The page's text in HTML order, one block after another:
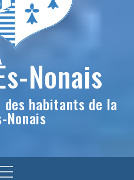
Nonais
habitants de la
Nonais